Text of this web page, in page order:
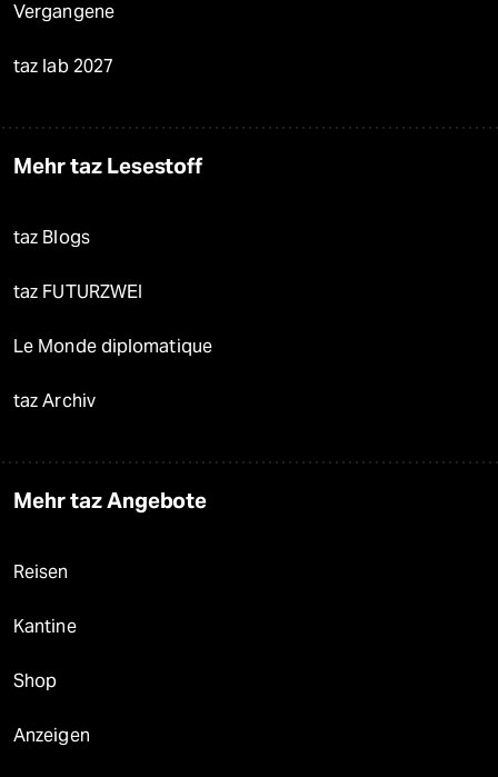
Vergangene
taz lab 2027
Mehr taz Lesestoff
taz Blogs
taz FUTURZWEI
Le Monde diplomatique
taz Archiv
Mehr taz Angebote
Reisen
Kantine
Shop
Anzeigen